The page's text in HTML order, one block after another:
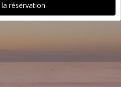
réservation